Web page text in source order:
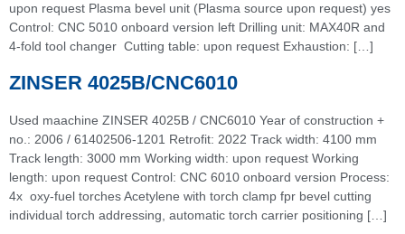
upon request Plasma bevel unit (Plasma source upon request) yes
Control: CNC 5010 onboard version left Drilling unit: MAX40R and
4-fold tool changer Cutting table: upon request Exhaustion: […]
ZINSER 4025B/CNC6010
Used maachine ZINSER 4025B / CNC6010 Year of construction +
no.: 2006 / 61402506-1201 Retrofit: 2022 Track width: 4100 mm
Track length: 3000 mm Working width: upon request Working
length: upon request Control: CNC 6010 onboard version Process:
4x oxy-fuel torches Acetylene with torch clamp fpr bevel cutting
individual torch addressing, automatic torch carrier positioning […]